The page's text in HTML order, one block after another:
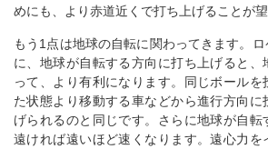
めにも、より赤道近くで打ち上げることが望
もう1点は地球の自転に関わってきます。
に、地球が自転する方向に打ち上げると、
って、より有利になります。同じボールを
た状態より移動する車などから進行方向
げられるのと同じです。さらに地球が自転
遠ければ遠いほど速くなります。遠心力を